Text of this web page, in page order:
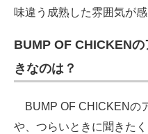
味違う成熟した雰囲気が感
BUMP OF CHICKEN
きなのは？
BUMP OF CHICKENの
や、つらいときに聞きた